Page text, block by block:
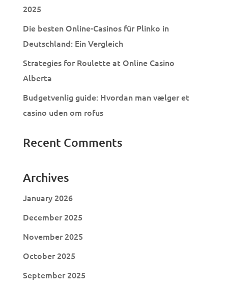
2025
Die besten Online-Casinos für Plinko in
Deutschland: Ein Vergleich
Strategies for Roulette at Online Casino
Alberta
Budgetvenlig guide: Hvordan man vælger et
casino uden om rofus
Recent Comments
Archives
January 2026
December 2025
November 2025
October 2025
September 2025